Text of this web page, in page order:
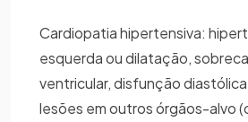
Cardiopatia hipertensiva:
esquerda ou dilatação,
ventricular, disfunção
lesões em outros órgãos-alvo